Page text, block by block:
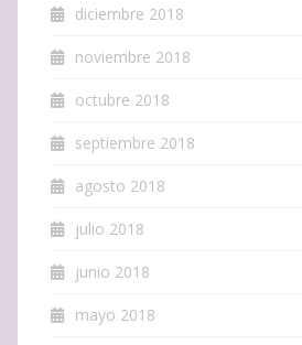
diciembre 2018
noviembre 2018
octubre 2018
septiembre 2018
agosto 2018
julio 2018
junio 2018
mayo 2018